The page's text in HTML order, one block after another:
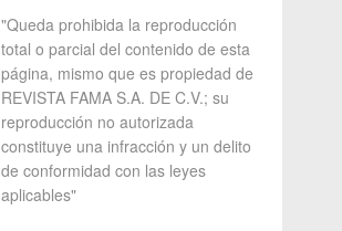
"Queda prohibida la reproducción
total o parcial del contenido de esta
página, mismo que es propiedad de
REVISTA FAMA S.A. DE C.V.; su
reproducción no autorizada
constituye una infracción y un delito
de conformidad con las leyes
aplicables"